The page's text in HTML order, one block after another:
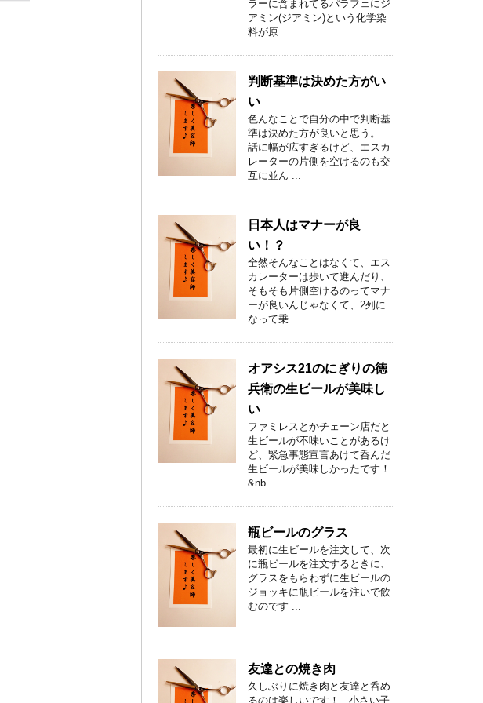
ラーに含まれてるパラフェにジ
アミン(ジアミン)という化学染
料が原 ...
判断基準は決めた方がい
い
色んなことで自分の中で判断基
準は決めた方が良いと思う。
話に幅が広すぎるけど、エスカ
レーターの片側を空けるのも交
互に並ん ...
日本人はマナーが良
い！？
全然そんなことはなくて、エス
カレーターは歩いて進んだり、
そもそも片側空けるのってマナ
ーが良いんじゃなくて、2列に
なって乗 ...
オアシス21のにぎりの徳
兵衛の生ビールが美味し
い
ファミレスとかチェーン店だと
生ビールが不味いことがあるけ
ど、緊急事態宣言あけて呑んだ
生ビールが美味しかったです！
&nb ...
瓶ビールのグラス
最初に生ビールを注文して、次
に瓶ビールを注文するときに、
グラスをもらわずに生ビールの
ジョッキに瓶ビールを注いで飲
むのです ...
友達との焼き肉
久しぶりに焼き肉と友達と呑め
るのは楽しいです！ 小さい子